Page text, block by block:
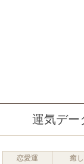
運気デー
恋愛運 癒し